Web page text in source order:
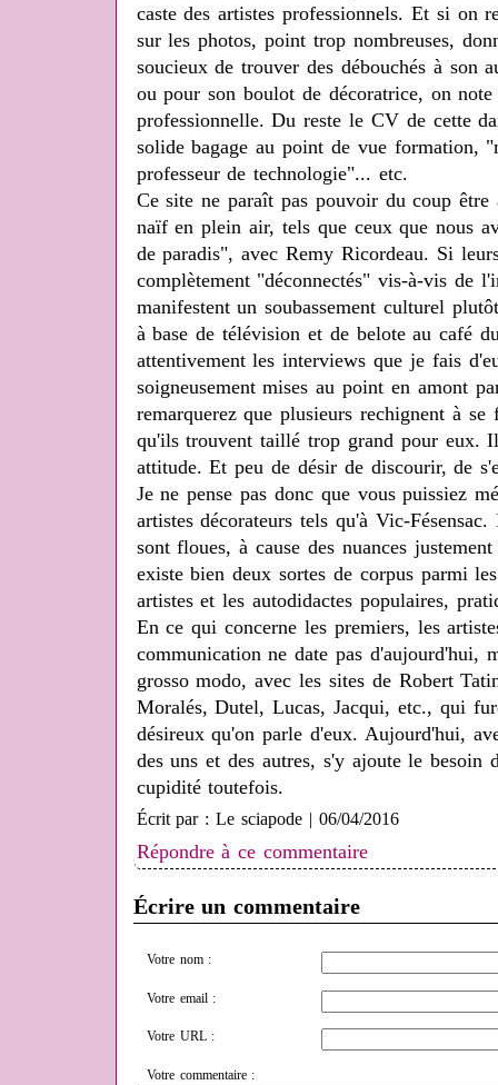
caste des artistes professionnels. Et si on
sur les photos, point trop nombreuses,
soucieux de trouver des débouchés à son
ou pour son boulot de décoratrice, on
professionnelle. Du reste le CV de cette
solide bagage au point de vue formation,
professeur de technologie"... etc.
Ce site ne paraît pas pouvoir du coup
naïf en plein air, tels que ceux que nous
de paradis", avec Remy Ricordeau. Si
complètement "déconnectés" vis-à-vis de
manifestent un soubassement culturel
à base de télévision et de belote au café
attentivement les interviews que je fais
soigneusement mises au point en amont
remarquerez que plusieurs rechignent à
qu'ils trouvent taillé trop grand pour eux.
attitude. Et peu de désir de discourir, de
Je ne pense pas donc que vous puissiez
artistes décorateurs tels qu'à Vic-
sont floues, à cause des nuances
existe bien deux sortes de corpus parmi
artistes et les autodidactes populaires,
En ce qui concerne les premiers, les
communication ne date pas d'aujourd'hui,
grosso modo, avec les sites de Robert
Moralés, Dutel, Lucas, Jacqui, etc., qui
désireux qu'on parle d'eux. Aujourd'hui,
des uns et des autres, s'y ajoute le besoin
cupidité toutefois.
Écrit par : Le sciapode | 06/04/2016
Répondre à ce commentaire
Écrire un commentaire
Votre nom :
Votre email :
Votre URL :
Votre commentaire :